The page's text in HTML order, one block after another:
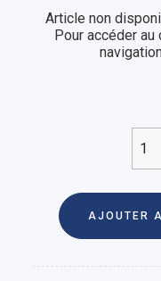
Article non
Pour accéder au
AJOUTER